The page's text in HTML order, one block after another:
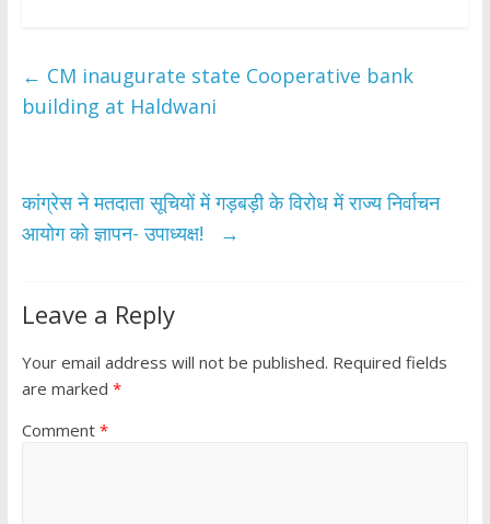
b
o
k
er s
A
p
e
← CM inaugurate state Cooperative bank
building at Haldwani
कांग्रेस ने मतदाता सूचियों में गड़बड़ी के विरोध में राज्य निर्वाचन
आयोग को ज्ञापन- उपाध्यक्ष!
→
Leave a Reply
Your email address will not be published. Required fields
are marked *
Comment *